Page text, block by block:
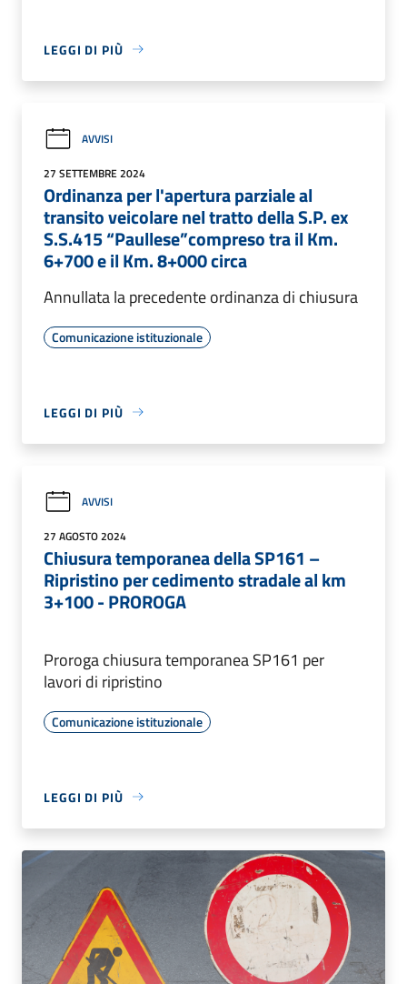
LEGGI DI PIÙ
AVVISI
27 SETTEMBRE 2024
Ordinanza per l'apertura parziale al
transito veicolare nel tratto della S.P. ex
S.S.415 “Paullese”compreso tra il Km.
6+700 e il Km. 8+000 circa
Annullata la precedente ordinanza di chiusura
Comunicazione istituzionale
LEGGI DI PIÙ
AVVISI
27 AGOSTO 2024
Chiusura temporanea della SP161 –
Ripristino per cedimento stradale al km
3+100 - PROROGA
Proroga chiusura temporanea SP161 per
lavori di ripristino
Comunicazione istituzionale
LEGGI DI PIÙ